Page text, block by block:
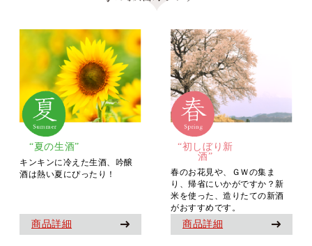
“初しぼり新
酒”
春のお花見や、ＧＷの集ま
り、帰省にいかがですか？新
米を使った、造りたての新酒
がおすすめです。
商品詳細
“夏の生酒”
キンキンに冷えた生酒、吟醸
酒は熱い夏にぴったり！
商品詳細